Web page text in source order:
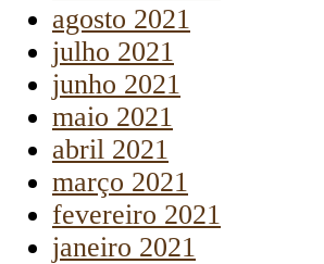
agosto 2021
julho 2021
junho 2021
maio 2021
abril 2021
março 2021
fevereiro 2021
janeiro 2021